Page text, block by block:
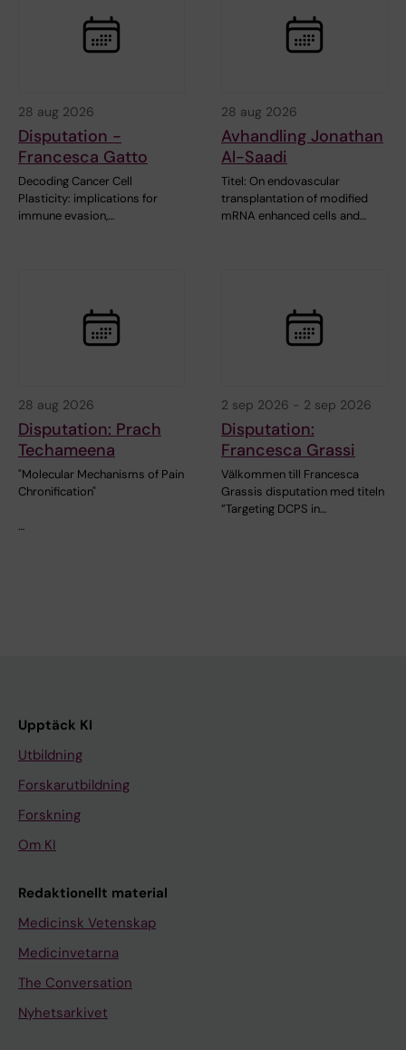
28 aug 2026
Disputation -
Francesca Gatto
Decoding Cancer Cell
Plasticity: implications for
immune evasion,…
28 aug 2026
Avhandling Jonathan
Al-Saadi
Titel: On endovascular
transplantation of modified
mRNA enhanced cells and…
28 aug 2026
Disputation: Prach
Techameena
"Molecular Mechanisms of Pain
Chronification"
…
2 sep 2026 - 2 sep 2026
Disputation:
Francesca Grassi
Välkommen till Francesca
Grassis disputation med titeln
”Targeting DCPS in…
Upptäck KI
Utbildning
Forskarutbildning
Forskning
Om KI
Redaktionellt material
Medicinsk Vetenskap
Medicinvetarna
The Conversation
Nyhetsarkivet